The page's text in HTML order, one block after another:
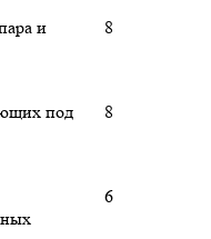
и
8
под
8
6